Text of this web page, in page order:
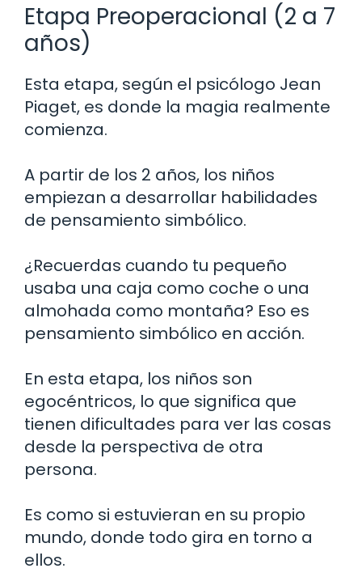
Etapa Preoperacional (2 a 7
años)
Esta etapa, según el psicólogo Jean
Piaget, es donde la magia realmente
comienza.
A partir de los 2 años, los niños
empiezan a desarrollar habilidades
de pensamiento simbólico.
¿Recuerdas cuando tu pequeño
usaba una caja como coche o una
almohada como montaña? Eso es
pensamiento simbólico en acción.
En esta etapa, los niños son
egocéntricos, lo que significa que
tienen dificultades para ver las cosas
desde la perspectiva de otra
persona.
Es como si estuvieran en su propio
mundo, donde todo gira en torno a
ellos.